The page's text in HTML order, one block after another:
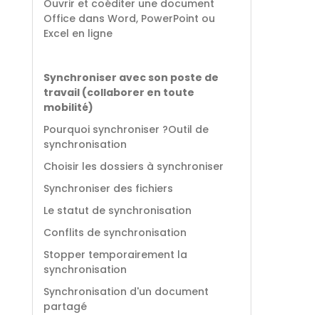
Ouvrir et coéditer une document
Office dans Word, PowerPoint ou
Excel en ligne
Synchroniser avec son poste de
travail (collaborer en toute
mobilité)
Pourquoi synchroniser ?Outil de
synchronisation
Choisir les dossiers à synchroniser
Synchroniser des fichiers
Le statut de synchronisation
Conflits de synchronisation
Stopper temporairement la
synchronisation
Synchronisation d'un document
partagé